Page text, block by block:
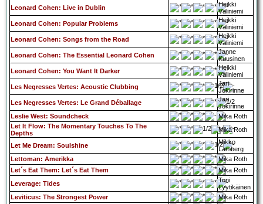
Leonard Cohen: Live in Dublin
Heikki
Väliniemi
Leonard Cohen: Popular Problems
Heikki
Väliniemi
Leonard Cohen: Songs from the Road
Heikki
Väliniemi
Leonard Cohen: The Essential Leonard Cohen
Janne
Kuusinen
Leonard Cohen: You Want It Darker
Heikki
Väliniemi
Les Negresses Vertes: Acoustic Clubbing
Jari
Jokirinne
Les Negresses Vertes: Le Grand Déballage
Jari
Jokirinne
Leslie West: Soundcheck
Mika Roth
Let It Flow: The Momentary Touches To The
Depths
Mika Roth
Let Me Dream: Soulshine
Mikko
Lamberg
Lettoman: Amerikka
Mika Roth
Let´s Eat Them: Let´s Eat Them
Mika Roth
Leverage: Tides
Toni
Lyytikäinen
Leviticus: The Strongest Power
Mika Roth